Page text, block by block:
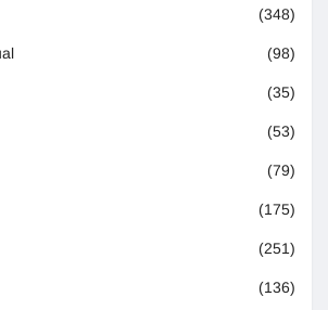
(348)
(98)
(35)
(53)
(79)
(175)
(251)
(136)